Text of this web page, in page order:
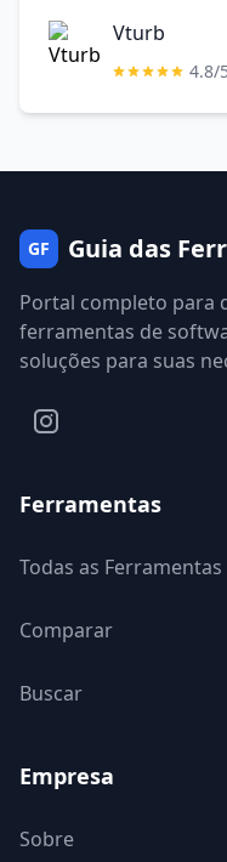
Vturb
4.8/5
GF Guia das
Portal completo para
ferramentas de
soluções para suas
Ferramentas
Todas as Ferramentas
Comparar
Buscar
Empresa
Sobre